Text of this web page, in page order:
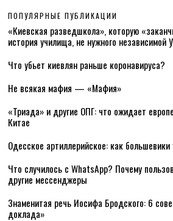
ПОПУЛЯРНЫЕ ПУБЛИКАЦИИ
«Киевская разведшкола», которую
история училища, не нужного независимой
Что убьет киевлян раньше коронавируса?
Не всякая мафия — «Мафия»
«Триада» и другие ОПГ: что ожидает
Китае
Одесское артиллерийское: как
Что случилось с WhatsApp? Почему
другие мессенджеры
Знаменитая речь Иосифа Бродского: 6
доклада»